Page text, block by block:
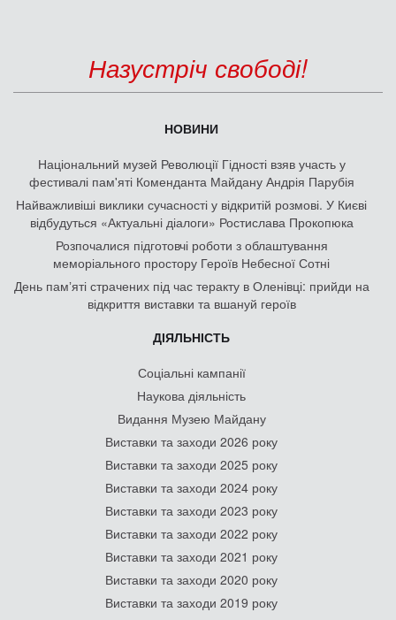
Назустріч свободі!
НОВИНИ
Національний музей Революції Гідності взяв участь у
фестивалі пам'яті Коменданта Майдану Андрія Парубія
Найважливіші виклики сучасності у відкритій розмові. У Києві
відбудуться «Актуальні діалоги» Ростислава Прокопюка
Розпочалися підготовчі роботи з облаштування
меморіального простору Героїв Небесної Сотні
День памʼяті страчених під час теракту в Оленівці: прийди на
відкриття виставки та вшануй героїв
ДІЯЛЬНІСТЬ
Соціальні кампанії
Наукова діяльність
Видання Музею Майдану
Виставки та заходи 2026 року
Виставки та заходи 2025 року
Виставки та заходи 2024 року
Виставки та заходи 2023 року
Виставки та заходи 2022 року
Виставки та заходи 2021 року
Виставки та заходи 2020 року
Виставки та заходи 2019 року